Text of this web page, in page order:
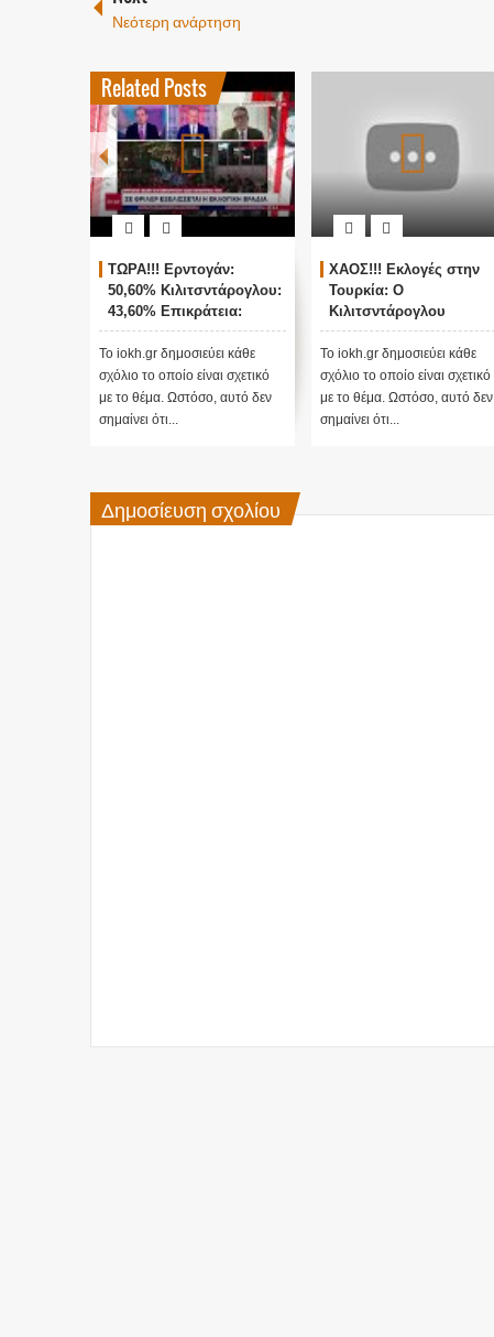
Νεότερη ανάρτηση
Related Posts
ΤΩΡΑ!!! Ερντογάν:
50,60% Κιλιτσντάρογλου:
43,60% Επικράτεια:
78,2%
Το iokh.gr δημοσιεύει κάθε
σχόλιο το οποίο είναι σχετικό
με το θέμα. Ωστόσο, αυτό δεν
σημαίνει ότι...
ΧΑΟΣ!!! Εκλογές στην
Τουρκία: Ο
Κιλιτσντάρογλου
αμφισβητεί τα
αποτελέσματα θα γίνουν
ενστάσεις...
Το iokh.gr δημοσιεύει κάθε
σχόλιο το οποίο είναι σχετικό
με το θέμα. Ωστόσο, αυτό δεν
σημαίνει ότι...
Δημοσίευση σχολίου